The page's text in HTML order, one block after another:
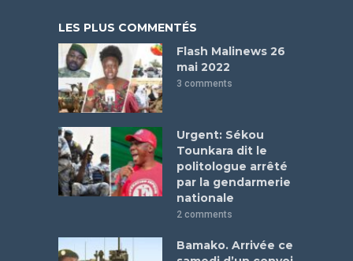
LES PLUS COMMENTÉS
Flash Malinews 26
mai 2022
3 comments
Urgent: Sékou
Tounkara dit le
politologue arrêté
par la gendarmerie
nationale
2 comments
Bamako. Arrivée ce